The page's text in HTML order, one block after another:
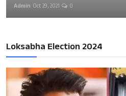
Admin Oct 29, 2021 0
Loksabha Election 2024